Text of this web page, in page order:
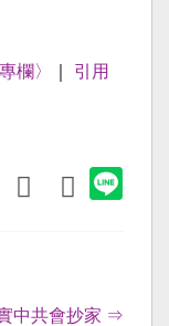
欄〉
引用
中共會抄家 ⇒